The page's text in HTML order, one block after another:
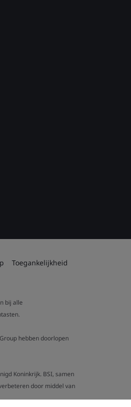
Toegankelijkheid
bij alle
hebben doorlopen
Koninkrijk. BSI, samen
door middel van